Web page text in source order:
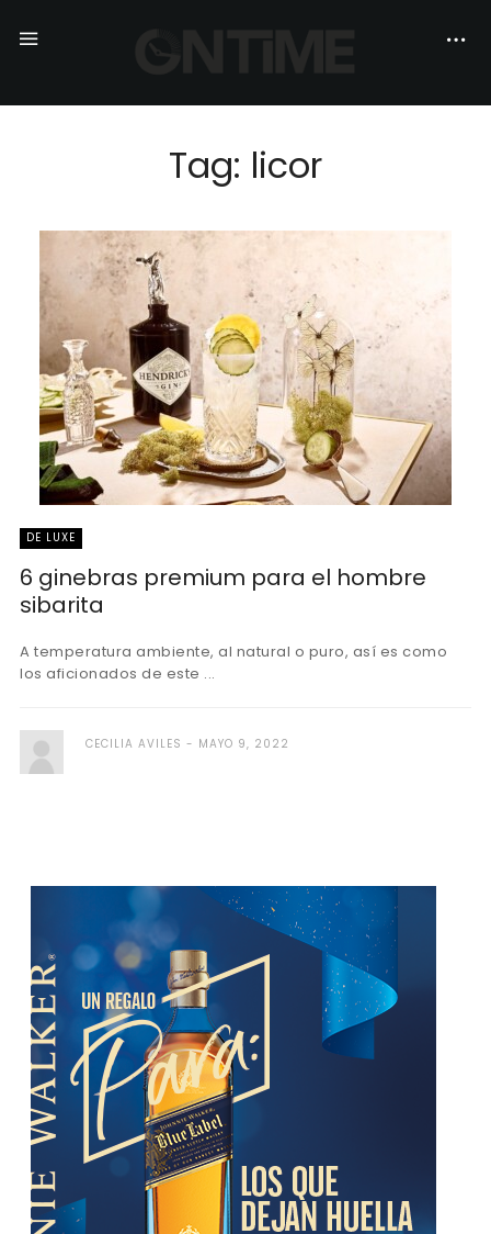
Tag: licor
DE LUXE
6 ginebras premium para el hombre
sibarita
A temperatura ambiente, al natural o puro, así es como
los aficionados de este ...
CECILIA AVILES MAYO 9, 2022